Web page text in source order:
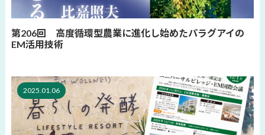
第206回 高度循環型農業に進化し始めたパラグアイの
EM活用技術
2025.01.06